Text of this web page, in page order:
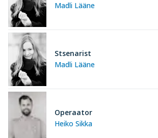
Madli Lääne
Madli Lääne
Stsenarist
Heiko Sikka
Operaator